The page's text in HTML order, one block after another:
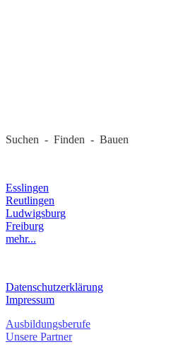
Suchen - Finden - Bauen
Esslingen
Reutlingen
Ludwigsburg
Freiburg
mehr...
Datenschutzerklärung
Impressum
Ausbildungsberufe
Unsere Partner